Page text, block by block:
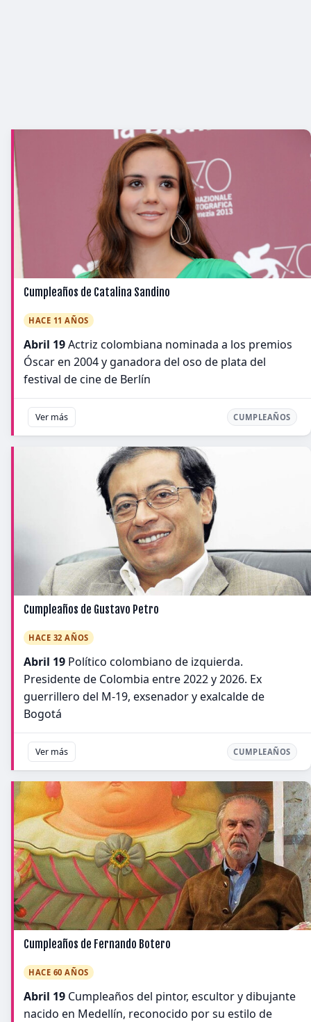
Cumpleaños de Catalina Sandino
HACE 11 AÑOS
Abril 19Actriz colombiana nominada a los premios
Óscar en 2004 y ganadora del oso de plata del
festival de cine de Berlín
Ver más CUMPLEAÑOS
Cumpleaños de Gustavo Petro
HACE 32 AÑOS
Abril 19 Político colombiano de izquierda.
Presidente de Colombia entre 2022 y 2026. Ex
guerrillero del M-19, exsenador y exalcalde de
Bogotá
Ver más CUMPLEAÑOS
Cumpleaños de Fernando Botero
HACE 60 AÑOS
Abril 19 Cumpleaños del pintor, escultor y dibujante
nacido en Medellín, reconocido por su estilo de